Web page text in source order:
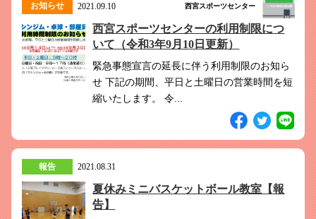
お知らせ 2021.09.10 西宮スポーツセンター
西宮スポーツセンターの利用制限につ
いて（令和3年9月10日更新）
緊急事態宣言の延長に伴う利用制限のお知ら
せ 下記の期間、平日と土曜日の営業時間を短
縮いたします。 令...
報告 2021.08.31
夏休みミニバスケットボール教室【報
告】